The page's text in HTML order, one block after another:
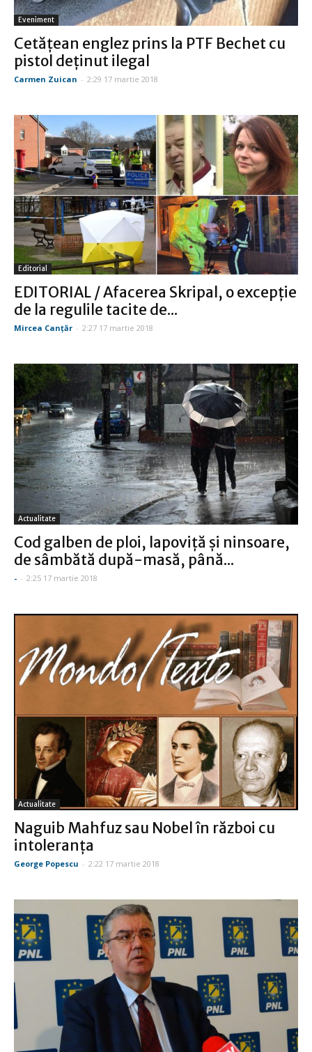
Eveniment
Cetăţean englez prins la PTF Bechet cu
pistol deţinut ilegal
Carmen Zuican - 2:29 17 martie 2018
Editorial
EDITORIAL / Afacerea Skripal, o excepţie
de la regulile tacite de...
Mircea Canţăr - 2:27 17 martie 2018
Actualitate
Cod galben de ploi, lapoviţă şi ninsoare,
de sâmbătă după-masă, până...
- - 2:25 17 martie 2018
Actualitate
Naguib Mahfuz sau Nobel în război cu
intoleranţa
George Popescu - 2:22 17 martie 2018